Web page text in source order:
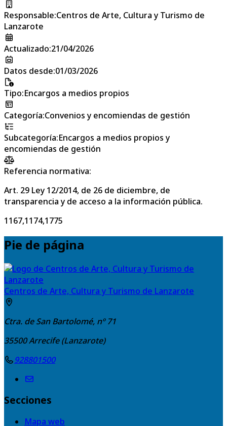
Responsable:Centros de Arte, Cultura y Turismo de
Lanzarote
Actualizado:21/04/2026
Datos desde:01/03/2026
Tipo:Encargos a medios propios
Categoría:Convenios y encomiendas de gestión
Subcategoría:Encargos a medios propios y
encomiendas de gestión
Referencia normativa:
Art. 29 Ley 12/2014, de 26 de diciembre, de
transparencia y de acceso a la información pública.
1167,1174,1775
Pie de página
Centros de Arte, Cultura y Turismo de Lanzarote
Ctra. de San Bartolomé, nº 71
35500Arrecife (Lanzarote)
928801500
Secciones
Mapa web